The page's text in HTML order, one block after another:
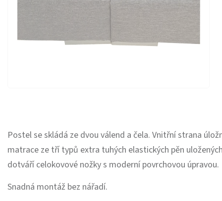
Postel se skládá ze dvou válend a čela. Vnitřní strana
matrace ze tří typů extra tuhých elastických pěn
dotváří celokovové nožky s moderní povrchovou
Snadná montáž bez nářadí.